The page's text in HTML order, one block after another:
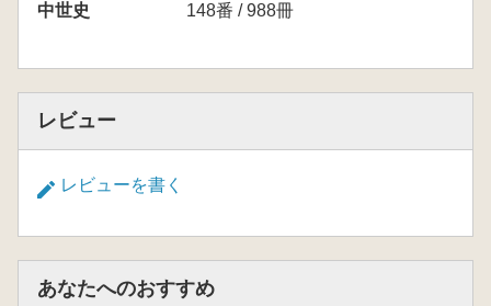
中世史
148番 / 988冊
レビュー
レビューを書く
あなたへのおすすめ